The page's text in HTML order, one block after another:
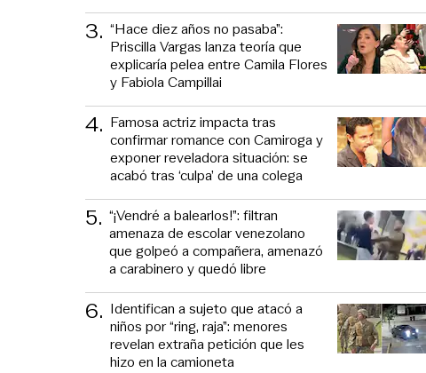
3. “Hace diez años no pasaba”:
Priscilla Vargas lanza teoría que
explicaría pelea entre Camila Flores
y Fabiola Campillai
4. Famosa actriz impacta tras
confirmar romance con Camiroga y
exponer reveladora situación: se
acabó tras ‘culpa’ de una colega
5. “¡Vendré a balearlos!”: filtran
amenaza de escolar venezolano
que golpeó a compañera, amenazó
a carabinero y quedó libre
6. Identifican a sujeto que atacó a
niños por “ring, raja”: menores
revelan extraña petición que les
hizo en la camioneta